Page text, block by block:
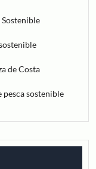
Sostenible
de Costa
sostenible